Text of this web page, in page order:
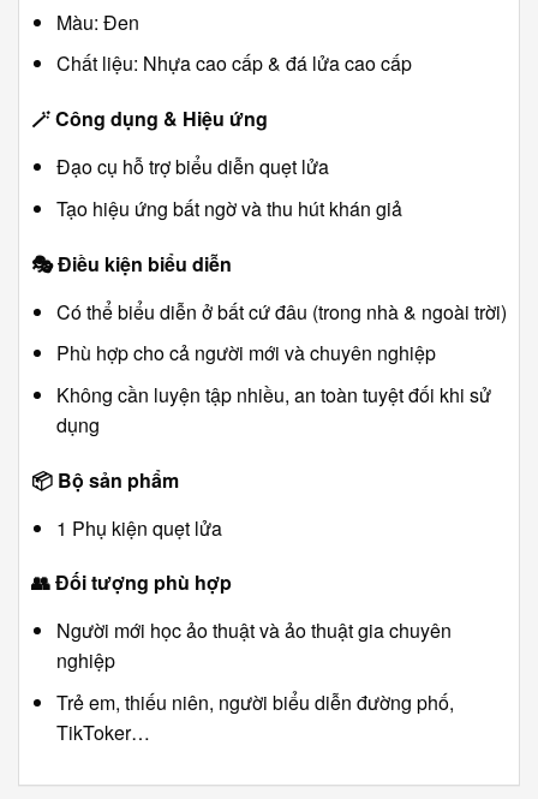
Màu: Đen
Chất liệu: Nhựa cao cấp & đá lửa cao cấp
🪄Công dụng & Hiệu ứng
Đạo cụ hỗ trợ biểu diễn quẹt lửa
Tạo hiệu ứng bất ngờ và thu hút khán giả
🎭Điều kiện biểu diễn
Có thể biểu diễn ở bất cứ đâu (trong nhà & ngoài trời)
Phù hợp cho cả người mới và chuyên nghiệp
Không cần luyện tập nhiều, an toàn tuyệt đối khi sử
dụng
📦 Bộ sản phẩm
1 Phụ kiện quẹt lửa
👥Đối tượng phù hợp
Người mới học ảo thuật và ảo thuật gia chuyên
nghiệp
Trẻ em, thiếu niên, người biểu diễn đường phố,
TikToker…